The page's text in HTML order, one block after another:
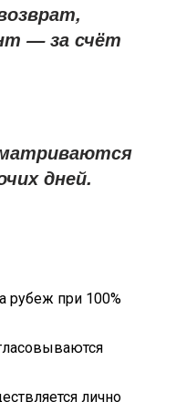
—за счёт
дней.
рубеж при 100%
лично